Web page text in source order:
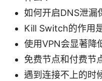
如何开启DNS泄漏
Kill Switch的作用
使用VPN会显著降
免费节点和付费节
遇到连接不上的时